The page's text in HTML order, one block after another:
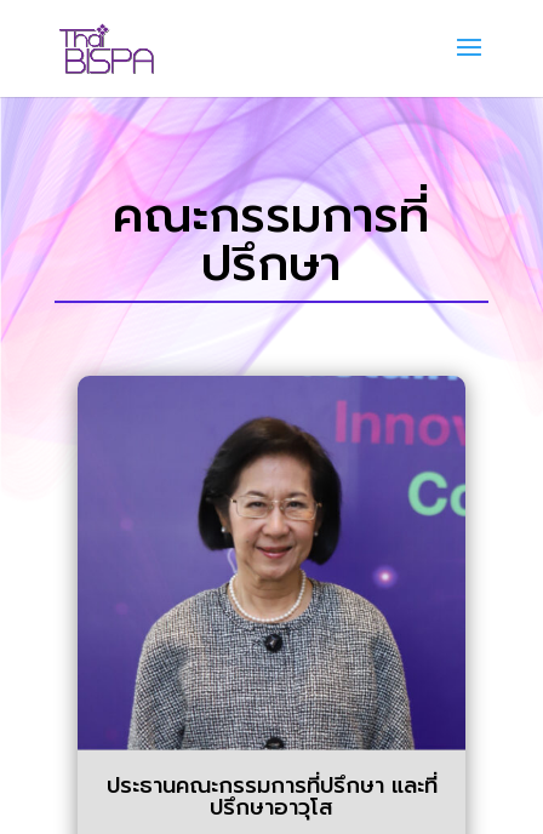
คณะกรรมการที่
ปรึกษา
ประธานคณะกรรมการที่ปรึกษา และที่
ปรึกษาอาวุโส